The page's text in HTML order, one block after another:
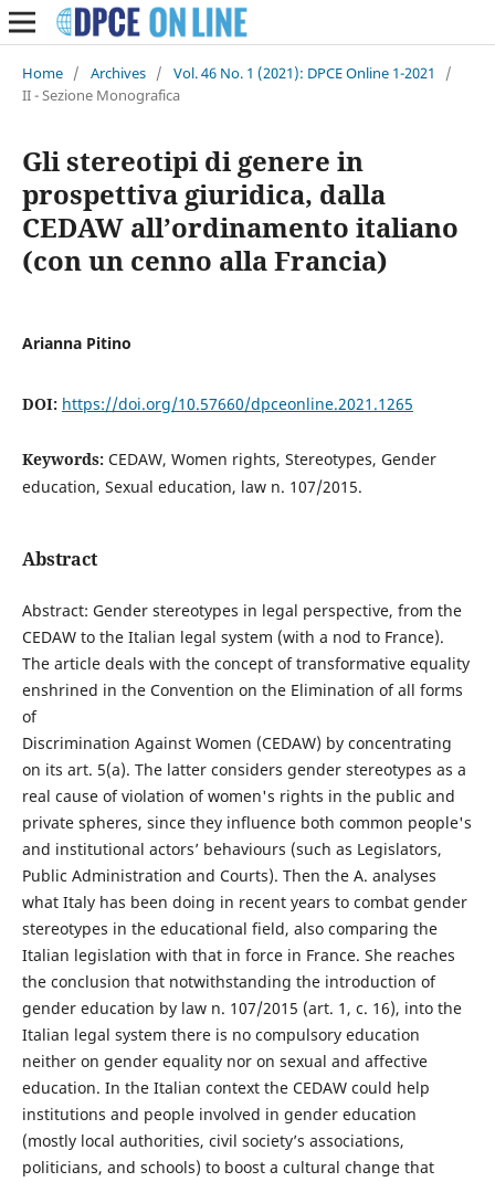
Home / Archives / Vol. 46 No. 1 (2021): DPCE Online 1-2021
/
II - Sezione Monografica
Gli stereotipi di genere in
prospettiva giuridica, dalla
CEDAW all’ordinamento italiano
(con un cenno alla Francia)
Arianna Pitino
DOI: https://doi.org/10.57660/dpceonline.2021.1265
Keywords: CEDAW, Women rights, Stereotypes, Gender
education, Sexual education, law n. 107/2015.
Abstract
Abstract: Gender stereotypes in legal perspective, from the
CEDAW to the Italian legal system (with a nod to France).
The article deals with the concept of transformative equality
enshrined in the Convention on the Elimination of all forms
of
Discrimination Against Women (CEDAW) by concentrating
on its art. 5(a). The latter considers gender stereotypes as a
real cause of violation of women's rights in the public and
private spheres, since they influence both common people's
and institutional actors’ behaviours (such as Legislators,
Public Administration and Courts). Then the A. analyses
what Italy has been doing in recent years to combat gender
stereotypes in the educational field, also comparing the
Italian legislation with that in force in France. She reaches
the conclusion that notwithstanding the introduction of
gender education by law n. 107/2015 (art. 1, c. 16), into the
Italian legal system there is no compulsory education
neither on gender equality nor on sexual and affective
education. In the Italian context the CEDAW could help
institutions and people involved in gender education
(mostly local authorities, civil society’s associations,
politicians, and schools) to boost a cultural change that